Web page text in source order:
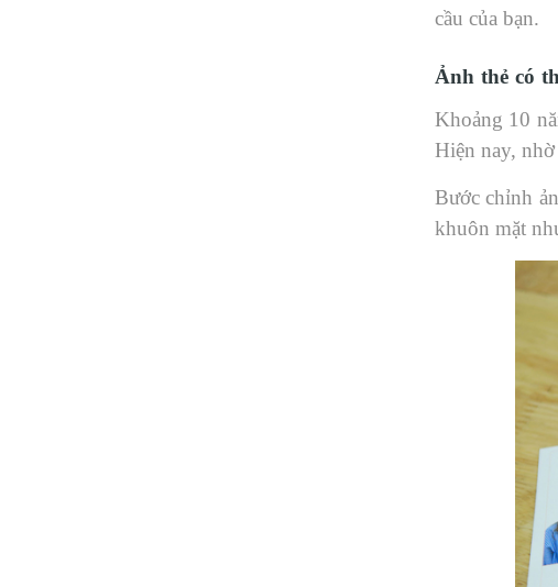
cầu của bạn.
Ảnh thẻ có
Khoảng 10
Hiện nay,
Bước chỉnh
khuôn mặt